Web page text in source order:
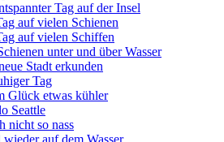
Tag auf der Insel
auf vielen Schienen
auf vielen Schiffen
unter und über Wasser
Stadt erkunden
Tag
Glück etwas kühler
Seattle
nicht so nass
auf dem Wasser